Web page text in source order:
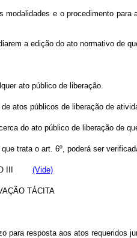
e o procedimento
a edição do ato normativo de
ato público de liberação.
atos públicos de liberação de
do ato público de liberação de
trata o art. 6º, poderá ser
III(Vide)
TÁCITA
para resposta aos atos requeridos